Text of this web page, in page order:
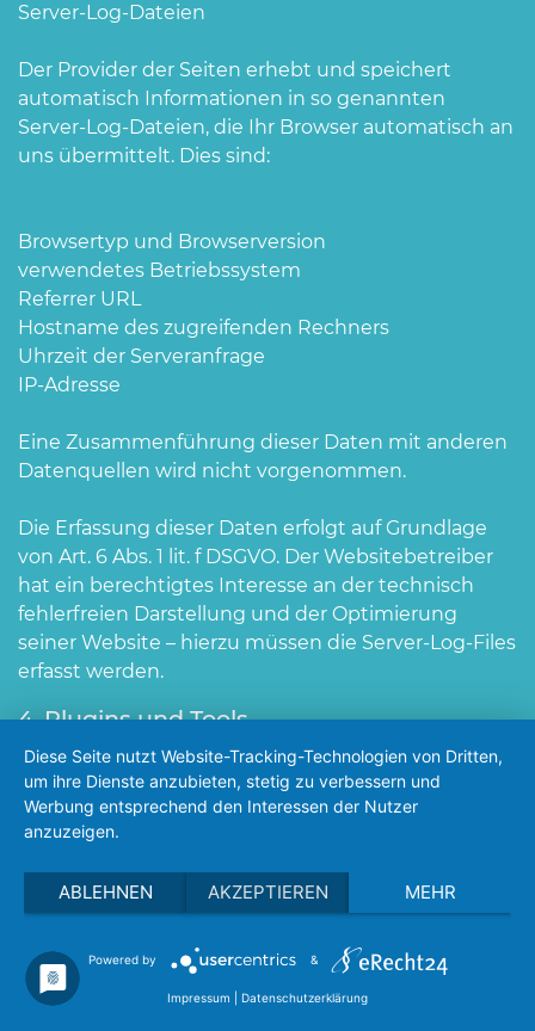
Server-Log-Dateien
Der Provider der Seiten erhebt und speichert
automatisch Informationen in so genannten
Server-Log-Dateien, die Ihr Browser automatisch an
uns übermittelt. Dies sind:
Browsertyp und Browserversion
verwendetes Betriebssystem
Referrer URL
Hostname des zugreifenden Rechners
Uhrzeit der Serveranfrage
IP-Adresse
Eine Zusammenführung dieser Daten mit anderen
Datenquellen wird nicht vorgenommen.
Die Erfassung dieser Daten erfolgt auf Grundlage
von Art. 6 Abs. 1 lit. f DSGVO. Der Websitebetreiber
hat ein berechtigtes Interesse an der technisch
fehlerfreien Darstellung und der Optimierung
seiner Website – hierzu müssen die Server-Log-Files
erfasst werden.
4. Plugins und Tools
Google Web Fonts
Diese Seite nutzt zur einheitlichen Darstellung von
Schriftarten so genannte Web Fonts, die von
sind lokal installiert. Eine Verbindung zu Servern
von Google findet dabei nicht statt.
Google Maps
Diese Seite nutzt über eine API den Kartendienst
THE FORMAT GROUP Medien GmbH
Im Bann 18
Telefon: +49 (0) 173 6565 276
Bernd Britten
HRG Amtsgericht Ulm HRB 510479
USt-IdNr: DE 208041410
Impressum Datenschutzerklärung
Diese Seite nutzt Website-Tracking-Technologien von Dritten,
um ihre Dienste anzubieten, stetig zu verbessern und
Werbung entsprechend den Interessen der Nutzer
anzuzeigen.
ABLEHNEN AKZEPTIEREN MEHR
Powered by &
Impressum Datenschutzerklärung